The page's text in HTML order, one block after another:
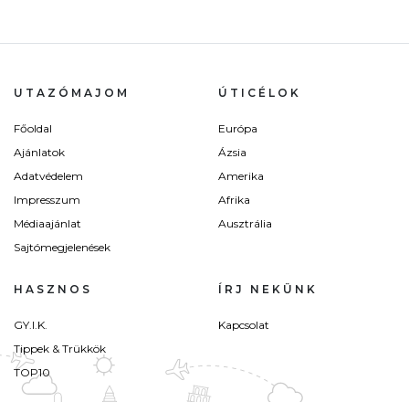
UTAZÓMAJOM
Főoldal
Ajánlatok
Adatvédelem
Impresszum
Médiaajánlat
Sajtómegjelenések
ÚTICÉLOK
Európa
Ázsia
Amerika
Afrika
Ausztrália
HASZNOS
GY.I.K.
Tippek & Trükkök
TOP10
ÍRJ NEKÜNK
Kapcsolat